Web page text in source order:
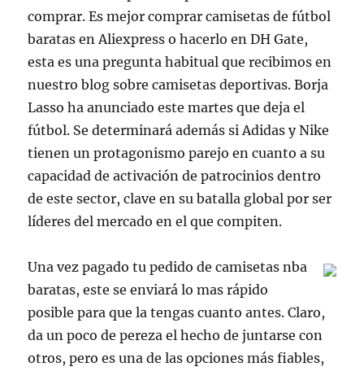
comprar. Es mejor comprar camisetas de fútbol
baratas en Aliexpress o hacerlo en DH Gate,
esta es una pregunta habitual que recibimos en
nuestro blog sobre camisetas deportivas. Borja
Lasso ha anunciado este martes que deja el
fútbol. Se determinará además si Adidas y Nike
tienen un protagonismo parejo en cuanto a su
capacidad de activación de patrocinios dentro
de este sector, clave en su batalla global por ser
líderes del mercado en el que compiten.
Una vez pagado tu pedido de camisetas nba
baratas, este se enviará lo mas rápido
posible para que la tengas cuanto antes. Claro,
da un poco de pereza el hecho de juntarse con
otros, pero es una de las opciones más fiables,